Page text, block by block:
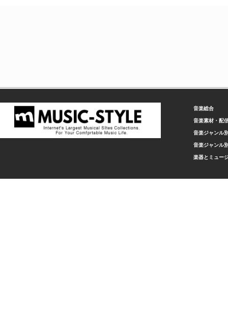
音楽総合
音楽素材・配
音楽ジャンル
音楽ジャンル
楽器とミュー